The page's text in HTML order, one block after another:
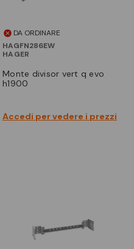
DA ORDINARE
HAGFN286EW
HAGER
monte divisor vert q evo
h1900
Accedi per vedere i prezzi